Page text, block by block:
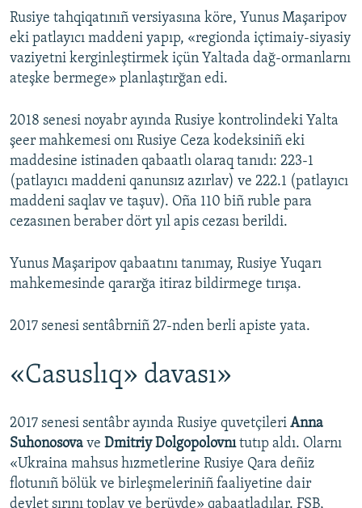
Rusiye tahqiqatınıñ versiyasına köre, Yunus Maşaripov
eki patlayıcı maddeni yapıp, «regionda içtimaiy-siyasiy
vaziyetni kerginleştirmek içün Yaltada dağ-ormanlarnı
ateşke bermege» planlaştırğan edi.
2018 senesi noyabr ayında Rusiye kontrolindeki Yalta
şeer mahkemesi onı Rusiye Ceza kodeksiniñ eki
maddesine istinaden qabaatlı olaraq tanıdı: 223-1
(patlayıcı maddeni qanunsız azırlav) ve 222.1 (patlayıcı
maddeni saqlav ve taşuv). Oña 110 biñ ruble para
cezasınen beraber dört yıl apis cezası berildi.
Yunus Maşaripov qabaatını tanımay, Rusiye Yuqarı
mahkemesinde qararğa itiraz bildirmege tırışa.
2017 senesi sentâbrniñ 27-nden berli apiste yata.
«Casuslıq» davası»
2017 senesi sentâbr ayında Rusiye quvetçileri Anna
Suhonosova ve Dmitriy Dolgopolovnıtutıp aldı. Olarnı
«Ukraina mahsus hızmetlerine Rusiye Qara deñiz
flotunıñ bölük ve birleşmeleriniñ faaliyetine dair
devlet sırını toplav ve berüvde» qabaatladılar. FSB,